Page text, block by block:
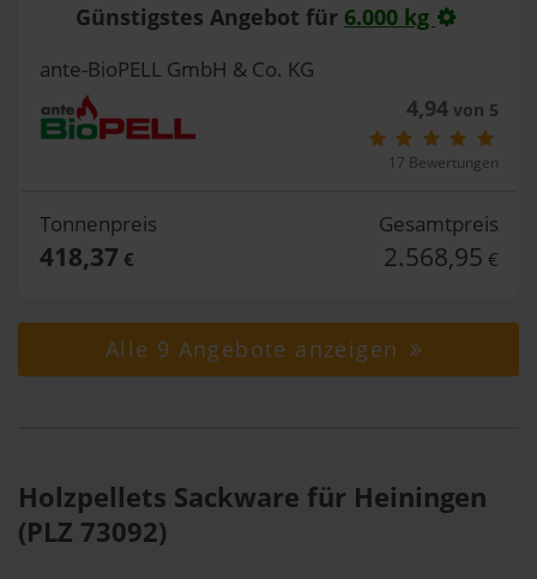
Günstigstes Angebot für 6.000 kg
ante-BioPELL GmbH & Co. KG
4,94von 5
17 Bewertungen
Tonnenpreis
418,37 €
Gesamtpreis
2.568,95 €
Alle 9 Angebote anzeigen
Holzpellets Sackware für Heiningen
(PLZ 73092)